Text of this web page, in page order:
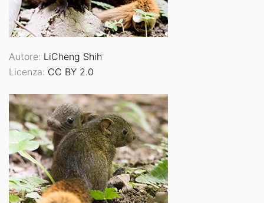
Autore: LiCheng Shih
Licenza: CC BY 2.0